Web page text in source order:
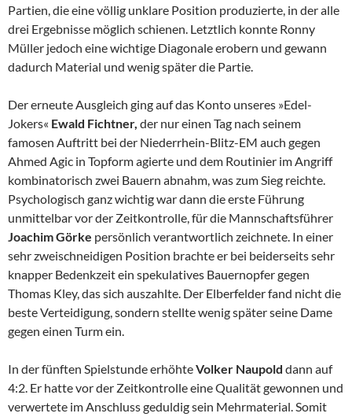
Partien, die eine völlig unklare Position produzierte, in der alle
drei Ergebnisse möglich schienen. Letztlich konnte Ronny
Müller jedoch eine wichtige Diagonale erobern und gewann
dadurch Material und wenig später die Partie.
Der erneute Ausgleich ging auf das Konto unseres »Edel-
Jokers« Ewald Fichtner, der nur einen Tag nach seinem
famosen Auftritt bei der Niederrhein-Blitz-EM auch gegen
Ahmed Agic in Topform agierte und dem Routinier im Angriff
kombinatorisch zwei Bauern abnahm, was zum Sieg reichte.
Psychologisch ganz wichtig war dann die erste Führung
unmittelbar vor der Zeitkontrolle, für die Mannschaftsführer
Joachim Görke persönlich verantwortlich zeichnete. In einer
sehr zweischneidigen Position brachte er bei beiderseits sehr
knapper Bedenkzeit ein spekulatives Bauernopfer gegen
Thomas Kley, das sich auszahlte. Der Elberfelder fand nicht die
beste Verteidigung, sondern stellte wenig später seine Dame
gegen einen Turm ein.
In der fünften Spielstunde erhöhteVolker Naupold dann auf
4:2. Er hatte vor der Zeitkontrolle eine Qualität gewonnen und
verwertete im Anschluss geduldig sein Mehrmaterial. Somit